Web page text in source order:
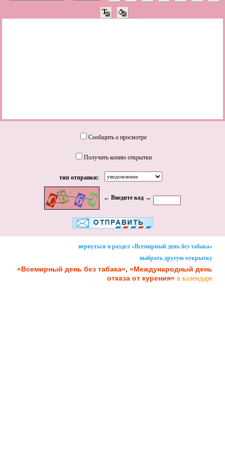
Сообщить о просмотре
Получить копию открытки
тип отправки:
← Введите код →
вернуться в раздел «Всемирный день без табака»
выбрать другую открытку
«Всемирный день без табака», «Международный день
отказа от курения» в календаре